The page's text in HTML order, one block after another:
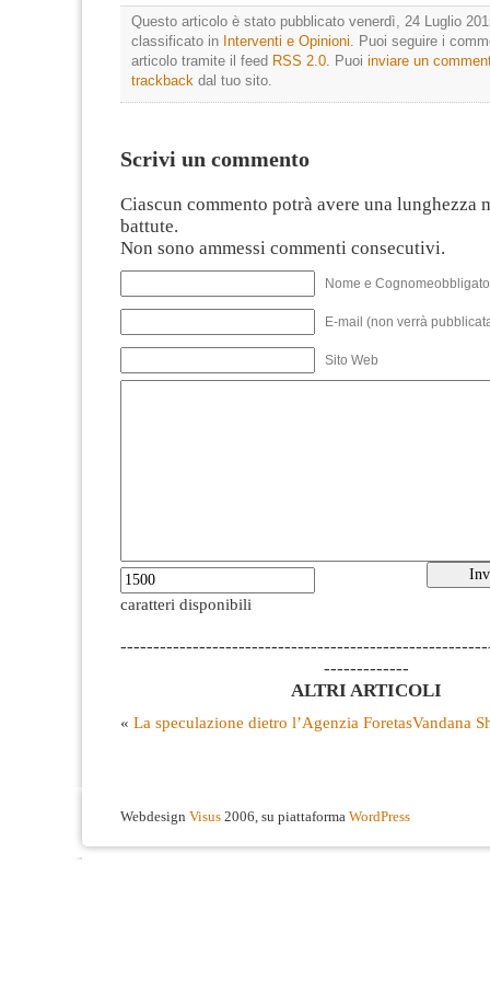
Questo articolo è stato pubblicato venerdì, 24 Luglio
classificato in Interventi e Opinioni . Puoi seguire i
articolo tramite il feed RSS 2.0 . Puoi inviare un
trackback dal tuo sito.
Scrivi un commento
Ciascun commento potrà avere una lunghezza
battute.
Non sono ammessi commenti consecutivi.
Nome e
E-mail (non verrà
Sito Web
caratteri disponibili
-------------
ALTRI ARTICOLI
« La speculazione dietro l’Agenzia ForetasVandana
Webdesign Visus 2006, su piattaforma WordPress